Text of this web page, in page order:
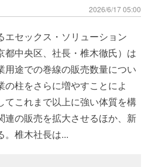
2026/6/17 05:00
セックス・ソリューション
都中央区、社長・椎木徹氏）は
用途での巻線の販売数量につい
柱をさらに増やすことによ
てこれまで以上に強い体質を構
連の販売を拡大させるほか、新
。椎木社長は...